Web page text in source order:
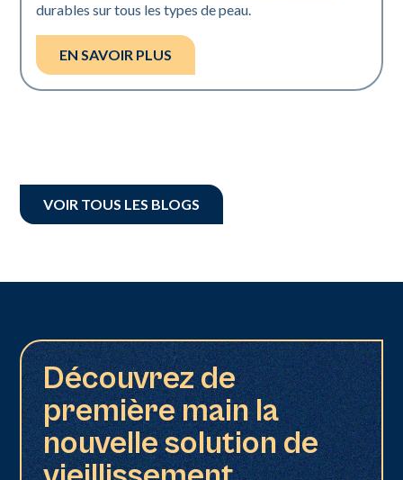
durables sur tous les types de peau.
EN SAVOIR PLUS
VOIR TOUS LES BLOGS
Découvrez de
première main la
nouvelle solution de